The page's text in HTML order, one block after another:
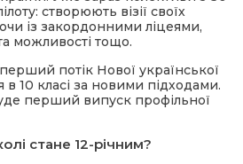
створюють візії своїх
із закордонними ліцеями,
можливості тощо.
потік Нової української
10 класі за новими підходами.
перший випуск профільної
стане 12-річним?